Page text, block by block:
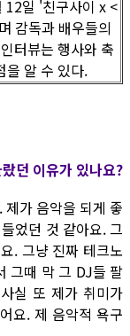
12일 '친구사이 x <
감독과 배우들의
터뷰는 행사와 축
을 알 수 있다.
던 이유가 있나요?
가 음악을 되게 좋
었던 것 같아요. 그
. 그냥 진짜 테크노
그때 막 그 DJ들 팔
실 또 제가 취미가
요. 제 음악적 욕구